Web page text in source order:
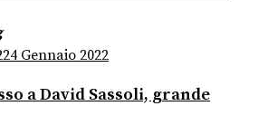
24 Gennaio 2022
a David Sassoli, grande